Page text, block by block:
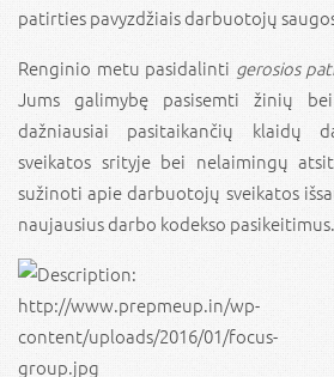
patirties pavyzdžiais darbuotojų
Renginio metu pasidalinti gerosios
Jums galimybę pasisemti žinių
dažniausiai pasitaikančių klaidų
sveikatos srityje bei nelaimingų
sužinoti apie darbuotojų sveikatos
naujausius darbo kodekso pasikeitimus.